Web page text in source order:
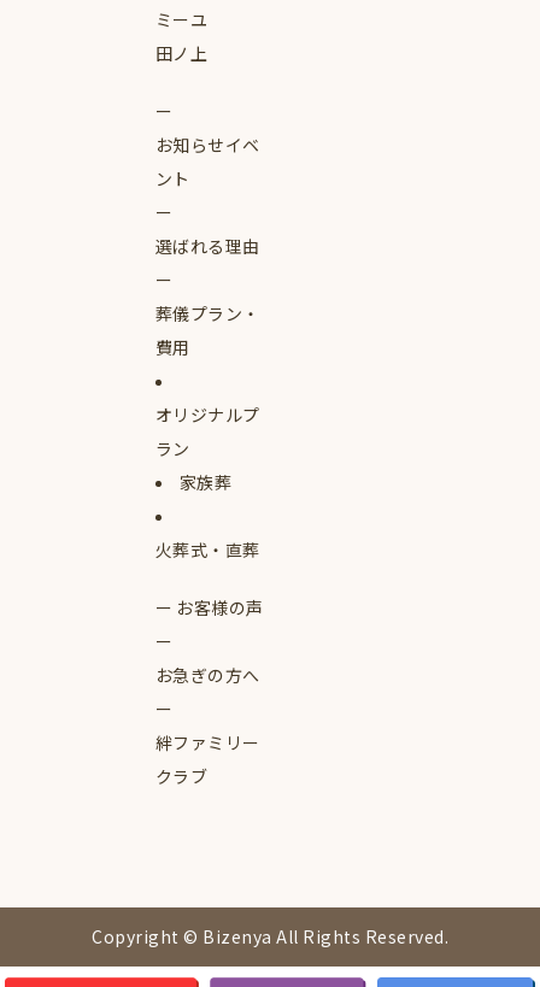
ミーユ
田ノ上
お知らせイベ
ント
選ばれる理由
葬儀プラン・
費用
オリジナルプ
ラン
家族葬
火葬式・直葬
お客様の声
お急ぎの方へ
絆ファミリー
クラブ
Copyright © Bizenya All Rights Reserved.